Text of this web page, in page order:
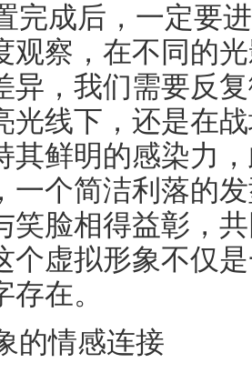
完成后，一定要
观察，在不同的
异，我们需要反
光线下，还是在
其鲜明的感染力
一个简洁利落的
笑脸相得益彰，
个虚拟形象不仅
在。
的情感连接